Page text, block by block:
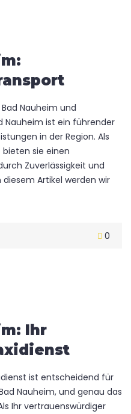
Nauheim und
Nauheim ist ein führender
in der Region. Als
sie einen
Zuverlässigkeit und
Artikel werden wir
0
Ihr
ist entscheidend für
Nauheim, und genau das
Ihr vertrauenswürdiger